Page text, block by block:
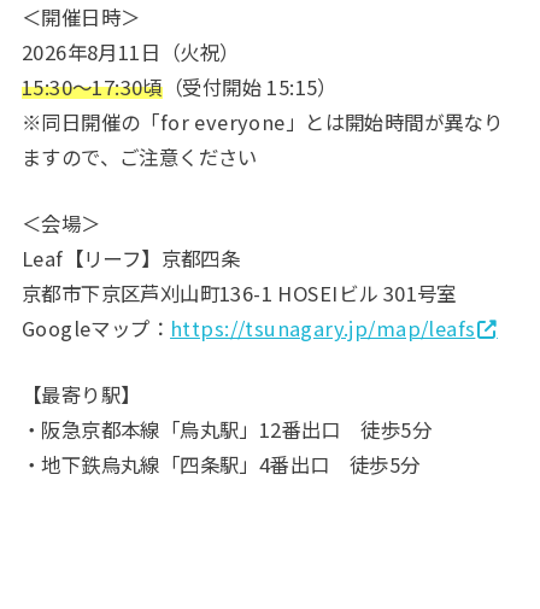
＜開催日時＞
2026年8月11日（火祝）
15:30〜17:30頃（受付開始 15:15）
※同日開催の「for everyone」とは開始時間が異なり
ますので、ご注意ください
＜会場＞
Leaf【リーフ】京都四条
京都市下京区芦刈山町136-1 HOSEIビル 301号室
Googleマップ： https://tsunagary.jp/map/leafs
【最寄り駅】
・阪急京都本線「烏丸駅」12番出口 徒歩5分
・地下鉄烏丸線「四条駅」4番出口 徒歩5分